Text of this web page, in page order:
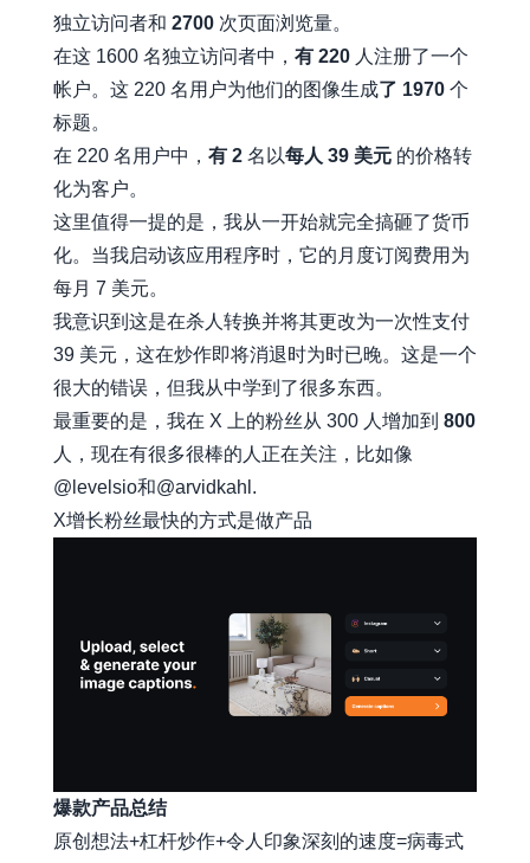
独立访问者和 2700次页面浏览量。
在这 1600 名独立访问者中， 有 220人注册了一个
帐户。这 220 名用户为他们的图像生成了 1970个
标题。
在 220 名用户中， 有 2名以每人 39 美元的价格转
化为客户。
这里值得一提的是，我从一开始就完全搞砸了货币
化。当我启动该应用程序时，它的月度订阅费用为
每月 7 美元。
我意识到这是在杀人转换并将其更改为一次性支付
39 美元，这在炒作即将消退时为时已晚。这是一个
很大的错误，但我从中学到了很多东西。
最重要的是，我在 X 上的粉丝从 300 人增加到 800
人，现在有很多很棒的人正在关注，比如像
@levelsio和@arvidkahl .
X增长粉丝最快的方式是做产品
爆款产品总结
原创想法+杠杆炒作+令人印象深刻的速度=病毒式